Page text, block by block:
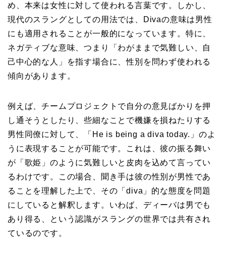
め、本来は女性に対して使われる言葉です。しかし、
現代のスラングとしての用法では、Divaの意味は男性
にも適用されることが一般的になっています。特に、
ネガティブな意味、つまり「わがままで気難しい、自
己中心的な人」を指す場合に、性別を問わず使われる
傾向があります。
例えば、チームプロジェクトで自分の意見ばかりを押
し通そうとしたり、些細なことで機嫌を損ねたりする
男性同僚に対して、「He is being a diva today.」のよ
うに表現することが可能です。これは、彼の振る舞い
が「歌姫」のように気難しいと皮肉を込めて言ってい
るわけです。この場合、聞き手は彼の性別が男性であ
ることを理解した上で、その「diva」的な態度を問題
にしていると解釈します。いわば、ディーバは男でも
あり得る、という認識がスラングの世界では共有され
ているのです。